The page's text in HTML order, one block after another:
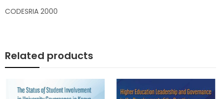
CODESRIA 2000
Related products